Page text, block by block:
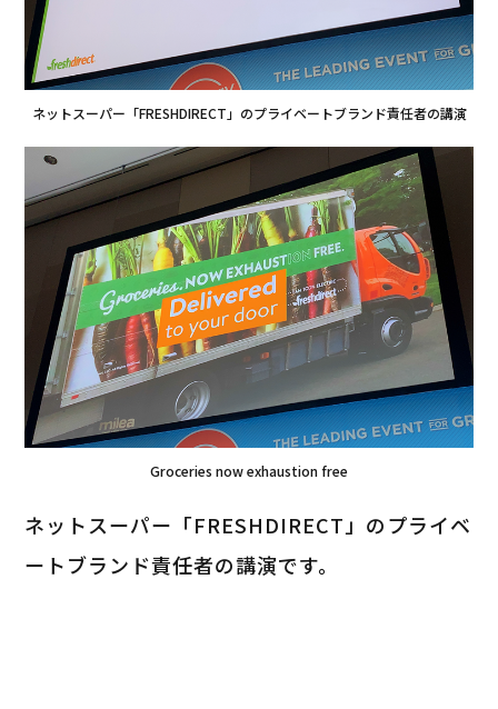
ネットスーパー「FRESHDIRECT」のプライベートブランド責任者の講演
Groceries now exhaustion free
ネットスーパー「FRESHDIRECT」のプライベ
ートブランド責任者の講演です。